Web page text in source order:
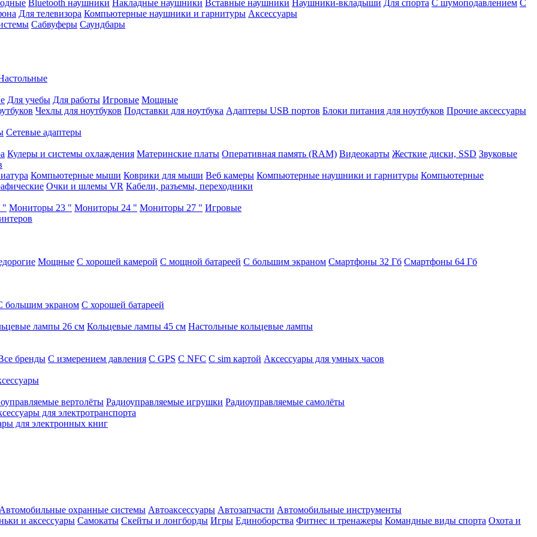
Bluetooth наушники Накладные наушники Вставные наушники Наушники-вкладыши Для спорта С шумоподавлением С
Для телевизора Компьютерные наушники и гарнитуры Аксессуары
Сабвуферы Саундбары
Для учебы Для работы Игровые Мощные
Чехлы для ноутбуков Подставки для ноутбука Адаптеры USB портов Блоки питания для ноутбуков Прочие аксессуары
Сетевые адаптеры
Кулеры и системы охлаждения Материнские платы Оперативная память (RAM) Видеокарты Жесткие диски, SSD Звуковые
Компьютерные мыши Коврики для мыши Веб камеры Компьютерные наушники и гарнитуры Компьютерные
Очки и шлемы VR Кабели, разъемы, переходники
" Мониторы 23 " Мониторы 24 " Мониторы 27 " Игровые
Мощные С хорошей камерой С мощной батареей С большим экраном Смартфоны 32 Гб Смартфоны 64 Гб
большим экраном С хорошей батареей
лампы 26 см Кольцевые лампы 45 см Настольные кольцевые лампы
бренды C измерением давления C GPS C NFC C sim картой Аксессуары для умных часов
вертолёты Радиоуправляемые игрушки Радиоуправляемые самолёты
для электротранспорта
для электронных книг
охранные системы Автоаксессуары Автозапчасти Автомобильные инструменты
и аксессуары Самокаты Скейты и лонгборды Игры Единоборства Фитнес и тренажеры Командные виды спорта Охота и